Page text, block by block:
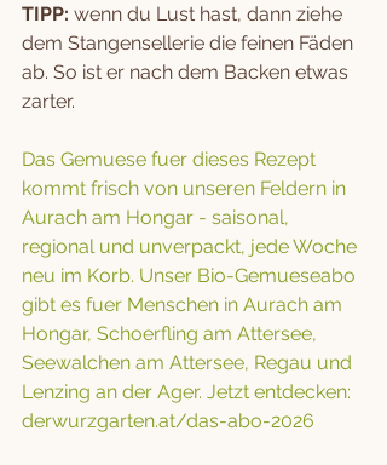
TIPP: wenn du Lust hast, dann ziehe
dem Stangensellerie die feinen Fäden
ab. So ist er nach dem Backen etwas
zarter.
Das Gemuese fuer dieses Rezept
kommt frisch von unseren Feldern in
Aurach am Hongar - saisonal,
regional und unverpackt, jede Woche
neu im Korb. Unser Bio-Gemueseabo
gibt es fuer Menschen in Aurach am
Hongar, Schoerfling am Attersee,
Seewalchen am Attersee, Regau und
Lenzing an der Ager. Jetzt entdecken:
derwurzgarten.at/das-abo-2026